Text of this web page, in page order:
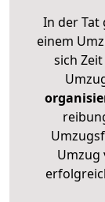
In der Tat
einem
sich
Umzug